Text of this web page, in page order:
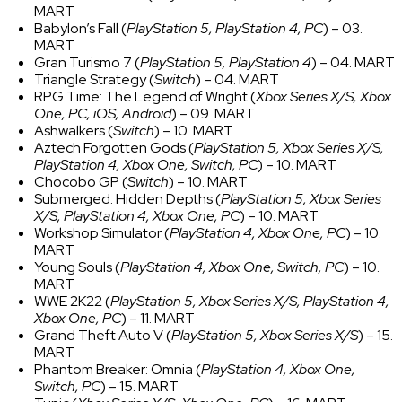
MART
Babylon’s Fall (PlayStation 5, PlayStation 4, PC) – 03.
MART
Gran Turismo 7 (PlayStation 5, PlayStation 4) – 04. MART
Triangle Strategy (Switch) – 04. MART
RPG Time: The Legend of Wright (Xbox Series X/S, Xbox
One, PC, iOS, Android) – 09. MART
Ashwalkers (Switch) – 10. MART
Aztech Forgotten Gods (PlayStation 5, Xbox Series X/S,
PlayStation 4, Xbox One, Switch, PC) – 10. MART
Chocobo GP (Switch) – 10. MART
Submerged: Hidden Depths (PlayStation 5, Xbox Series
X/S, PlayStation 4, Xbox One, PC) – 10. MART
Workshop Simulator (PlayStation 4, Xbox One, PC) – 10.
MART
Young Souls (PlayStation 4, Xbox One, Switch, PC) – 10.
MART
WWE 2K22 (PlayStation 5, Xbox Series X/S, PlayStation 4,
Xbox One, PC) – 11. MART
Grand Theft Auto V (PlayStation 5, Xbox Series X/S) – 15.
MART
Phantom Breaker: Omnia (PlayStation 4, Xbox One,
Switch, PC) – 15. MART